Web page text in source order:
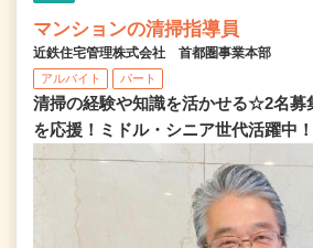
マンションの清掃指導員
近鉄住宅管理株式会社 首都圏事業本部
アルバイト パート
清掃の経験や知識を活かせる☆2名募
を応援！ミドル・シニア世代活躍中！